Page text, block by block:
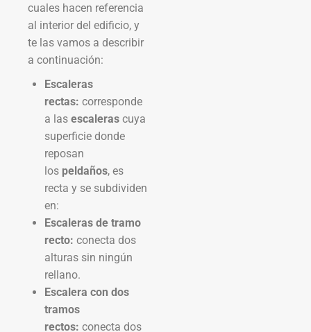
cuales hacen referencia
al interior del edificio, y
te las vamos a describir
a continuación:
Escaleras
rectas: corresponde
a las escaleras cuya
superficie donde
reposan
los peldaños, es
recta y se subdividen
en:
Escaleras de tramo
recto: conecta dos
alturas sin ningún
rellano.
Escalera con dos
tramos
rectos: conecta dos